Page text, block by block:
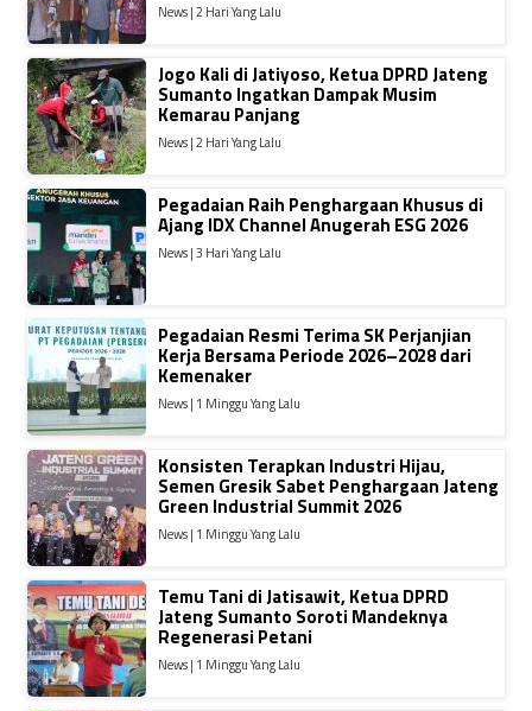
News | 2 Hari Yang Lalu
Jogo Kali di Jatiyoso, Ketua DPRD Jateng
Sumanto Ingatkan Dampak Musim
Kemarau Panjang
News | 2 Hari Yang Lalu
Pegadaian Raih Penghargaan Khusus di
Ajang IDX Channel Anugerah ESG 2026
News | 3 Hari Yang Lalu
Pegadaian Resmi Terima SK Perjanjian
Kerja Bersama Periode 2026–2028 dari
Kemenaker
News | 1 Minggu Yang Lalu
Konsisten Terapkan Industri Hijau,
Semen Gresik Sabet Penghargaan Jateng
Green Industrial Summit 2026
News | 1 Minggu Yang Lalu
Temu Tani di Jatisawit, Ketua DPRD
Jateng Sumanto Soroti Mandeknya
Regenerasi Petani
News | 1 Minggu Yang Lalu